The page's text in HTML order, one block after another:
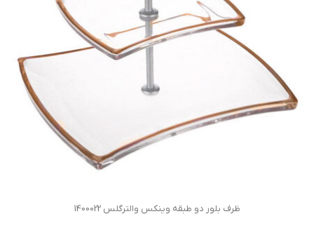
ظرف بلور دو طبقه وینکس والترگلس 1400022